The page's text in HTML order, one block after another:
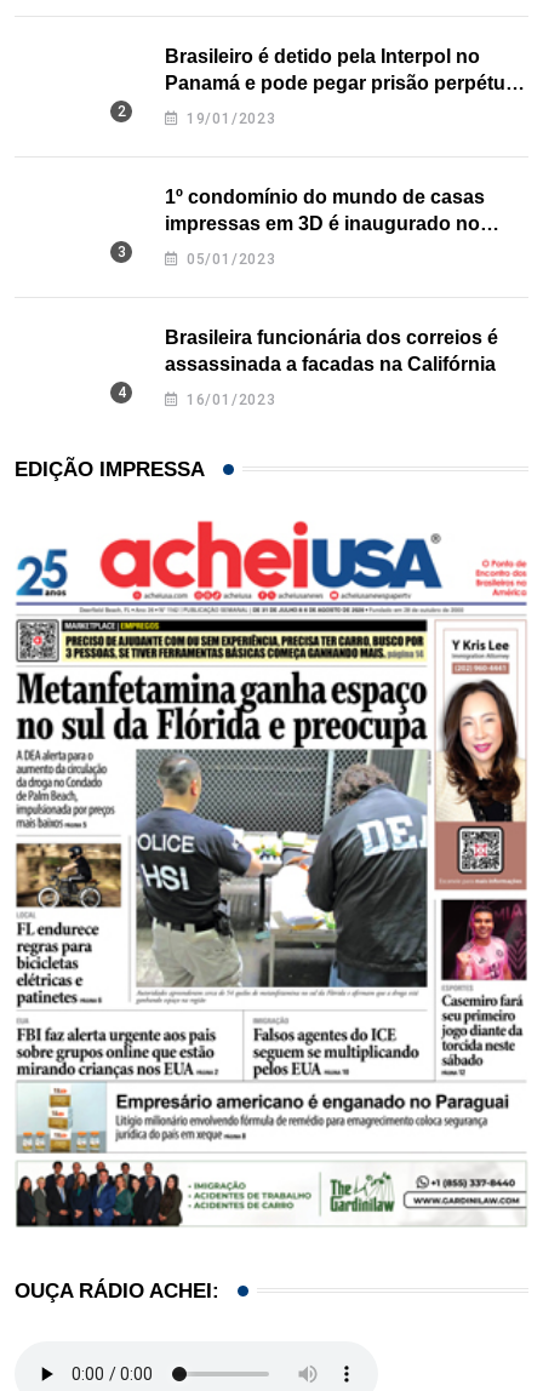
Brasileiro é detido pela Interpol no
Panamá e pode pegar prisão perpétua
nos EUA
19/01/2023
1º condomínio do mundo de casas
impressas em 3D é inaugurado no
Texas
05/01/2023
Brasileira funcionária dos correios é
assassinada a facadas na Califórnia
16/01/2023
EDIÇÃO IMPRESSA
OUÇA RÁDIO ACHEI: